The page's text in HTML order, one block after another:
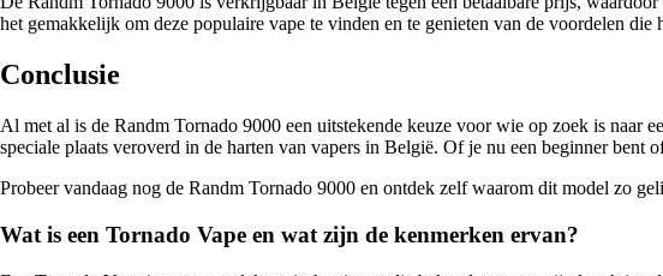
het gemakkelijk om deze populaire vape te vinden en te genieten van de voordelen die
Conclusie
Al met al is de Randm Tornado 9000 een uitstekende keuze voor wie op zoek is naar
speciale plaats veroverd in de harten van vapers in België. Of je nu een beginner
Probeer vandaag nog de Randm Tornado 9000 en ontdek zelf waarom dit model zo
Wat is een Tornado Vape en wat zijn de kenmerken ervan?